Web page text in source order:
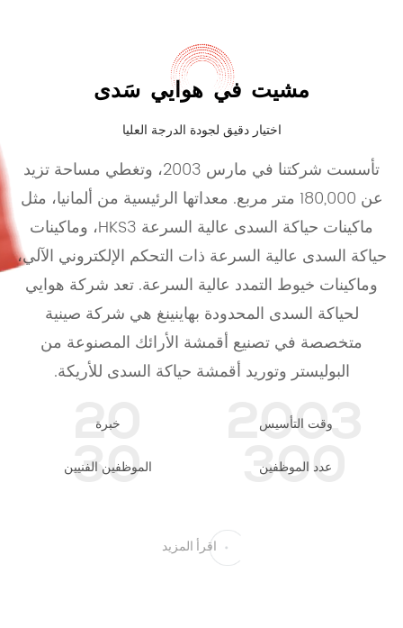
مشيت في هوايي سَدى
اختيار دقيق لجودة الدرجة العليا
تأسست شركتنا في مارس 2003، وتغطي مساحة تزيد
عن 180,000 متر مربع. معداتها الرئيسية من ألمانيا، مثل
ماكينات حياكة السدى عالية السرعة HKS3، وماكينات
حياكة السدى عالية السرعة ذات التحكم الإلكتروني الآلي،
وماكينات خيوط التمدد عالية السرعة. تعد شركة هوايي
لحياكة السدى المحدودة بهاينينغ هي شركة صينية
متخصصة في تصنيع أقمشة الأرائك المصنوعة من
البوليستر وتوريد أقمشة حياكة السدى للأريكة.
2003
وقت التأسيس 20
خبرة
300
عدد الموظفين 30
الموظفين الفنيين
اقرأ المزيد